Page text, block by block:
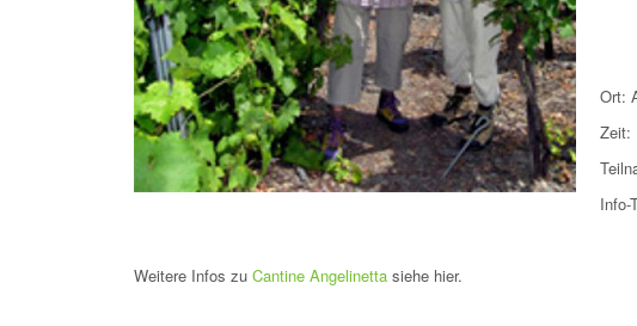
Ort:
Zeit:
Info-
Weitere Infos zu Cantine Angelinetta siehe hier.